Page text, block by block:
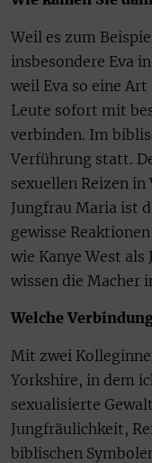
Weil es zum
insbesondere Eva
weil Eva so eine
Leute sofort mit
verbinden. Im
Verführung statt.
sexuellen Reizen
Jungfrau Maria ist
gewisse
wie Kanye West als
wissen die Macher
Welche
Mit zwei
Yorkshire, in dem
sexualisierte
Jungfräulichkeit,
biblischen